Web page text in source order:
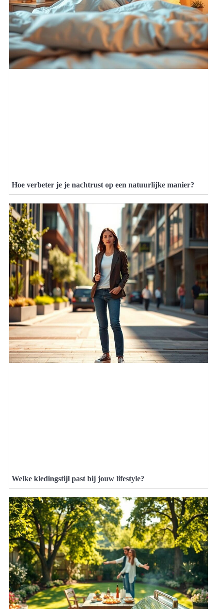
Hoe verbeter je je nachtrust op een natuurlijke manier?
Welke kledingstijl past bij jouw lifestyle?